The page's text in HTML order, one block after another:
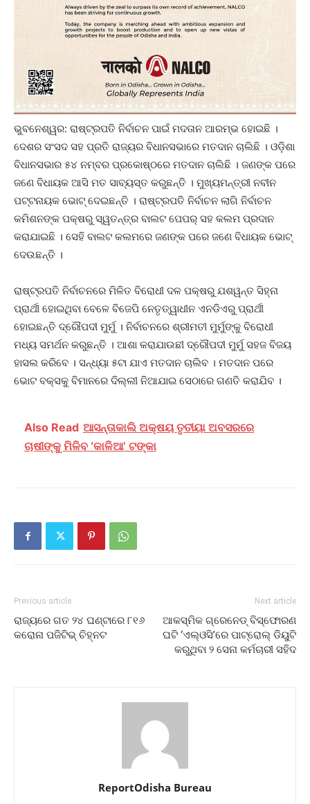
ଭୁବନେଶ୍ୱର: ରାଷ୍ଟ୍ରପତି ନିର୍ବାଚନ ପାଇଁ ମଦତାନ ଆରମ୍ଭ ହୋଇଛି ।
ଦେଶର ସଂସଦ ସହ ପ୍ରତି ରାଜ୍ୟର ବିଧାନସଭାରେ ମତଦାନ ଚାଲିଛି । ଓଡ଼ିଶା
ବିଧାନସଭାର ୫୪ ନମ୍ବର ପ୍ରକୋଷ୍ଠରେ ମତଦାନ ଚାଲିଛି । ଜଣଙ୍କ ପରେ
ଜଣେ ବିଧାୟକ ଆସି ମତ ସାବ୍ୟସ୍ତ କରୁଛନ୍ତି । ମୁଖ୍ୟମନ୍ତ୍ରୀ ନବୀନ
ପଟ୍ଟନାୟକ ଭୋଟ୍ ଦେଇଛନ୍ତି । ରାଷ୍ଟ୍ରପତି ନିର୍ବାଚନ ଲାଗି ନିର୍ବାଚନ
କମିଶନଙ୍କ ପକ୍ଷରୁ ସ୍ୱତନ୍ତ୍ର ବାଲଟ ପେପର୍ ସହ କଲମ ପ୍ରଦାନ
କରାଯାଇଛି । ସେହି ବାଲଟ କଲମରେ ଜଣଙ୍କ ପରେ ଜଣେ ବିଧାୟକ ଭୋଟ୍
ଦେଉଛନ୍ତି ।
ରାଷ୍ଟ୍ରପତି ନିର୍ବାଚନରେ ମିଳିତ ବିରୋଧୀ ଦଳ ପକ୍ଷରୁ ଯଶୱନ୍ତ ସିହ୍ନା
ପ୍ରାର୍ଥୀ ହୋଇଥିବା ବେଳେ ବିଜେପି ନେତୃତ୍ୱାଧୀନ ଏନଡିଏରୁ ପ୍ରାର୍ଥୀ
ହୋଇଛନ୍ତି ଦ୍ରୌପଦୀ ମୁର୍ମୁ । ନିର୍ବାଚନରେ ଶ୍ରୀମତୀ ମୁର୍ମୁଙ୍କୁ ବିରୋଧୀ
ମଧ୍ୟ ସମର୍ଥନ କରୁଛନ୍ତି । ଆଶା କରାଯାଉଛୀ ଦ୍ରୌପଦୀ ମୁର୍ମୁ ସହଜ ବିଜୟ
ହାସଲ କରିବେ । ସନ୍ଧ୍ୟା ୫ଟା ଯାଏ ମତଦାନ ଚାଲିବ । ମତଦାନ ପରେ
ଭୋଟ ବକ୍ସକୁ ବିମାନରେ ଦିଲ୍ଲୀ ନିଆଯାଇ ସେଠାରେ ଗଣତି କରାଯିବ ।
Also Read ଆସନ୍ତାକାଲି ଅକ୍ଷୟ ତୃତୀୟା ଅବସରରେ
ଚାଷୀଙ୍କୁ ମିଳିବ ‘କାଳିଆ’ ଟଙ୍କା
Previous article
ରାଜ୍ୟରେ ଗତ ୨୪ ଘଣ୍ଟାରେ ୮୧୬
କରୋନା ପଜିଟିଭ୍ ଚିହ୍ନଟ
Next article
ଆକସ୍ମିକ ଗ୍ରେନେଡ୍‌ ବିସ୍ଫୋରଣ
ଘଟି ‘ଏଲ୍‌ଓସି’ରେ ପାଟ୍ରୋଲ୍‌ ଡିୟୁଟି
କରୁଥିବା ୨ ସେନା କର୍ମଚାରୀ ସହିଦ
ReportOdisha Bureau